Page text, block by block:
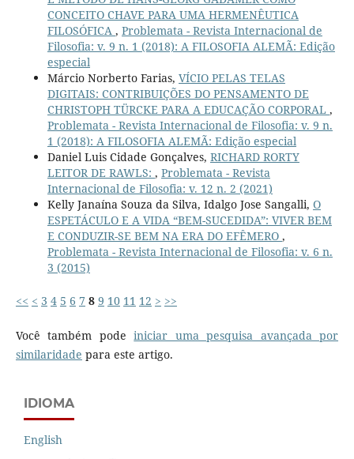
CONCEITO CHAVE PARA UMA HERMENÊUTICA
FILOSÓFICA , Problemata - Revista Internacional de
Filosofia: v. 9 n. 1 (2018): A FILOSOFIA ALEMÃ: Edição
especial
Márcio Norberto Farias, VÍCIO PELAS TELAS
DIGITAIS: CONTRIBUIÇÕES DO PENSAMENTO DE
CHRISTOPH TÜRCKE PARA A EDUCAÇÃO CORPORAL ,
Problemata - Revista Internacional de Filosofia: v. 9 n.
1 (2018): A FILOSOFIA ALEMÃ: Edição especial
Daniel Luis Cidade Gonçalves, RICHARD RORTY
LEITOR DE RAWLS: , Problemata - Revista
Internacional de Filosofia: v. 12 n. 2 (2021)
Kelly Janaína Souza da Silva, Idalgo Jose Sangalli, O
ESPETÁCULO E A VIDA “BEM-SUCEDIDA”: VIVER BEM
E CONDUZIR-SE BEM NA ERA DO EFÊMERO ,
Problemata - Revista Internacional de Filosofia: v. 6 n.
3 (2015)
<< < 3 4 5 6 7 8 9 10 11 12 > >>
Você também podeiniciar uma pesquisa avançada por
similaridade para este artigo.
IDIOMA
English